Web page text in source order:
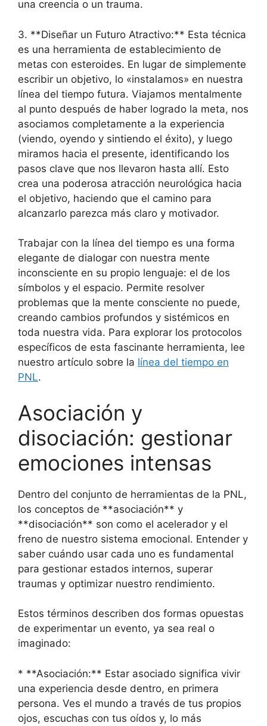
una creencia o un trauma.
3. **Diseñar un Futuro Atractivo:** Esta técnica
es una herramienta de establecimiento de
metas con esteroides. En lugar de simplemente
escribir un objetivo, lo «instalamos» en nuestra
línea del tiempo futura. Viajamos mentalmente
al punto después de haber logrado la meta, nos
asociamos completamente a la experiencia
(viendo, oyendo y sintiendo el éxito), y luego
miramos hacia el presente, identificando los
pasos clave que nos llevaron hasta allí. Esto
crea una poderosa atracción neurológica hacia
el objetivo, haciendo que el camino para
alcanzarlo parezca más claro y motivador.
Trabajar con la línea del tiempo es una forma
elegante de dialogar con nuestra mente
inconsciente en su propio lenguaje: el de los
símbolos y el espacio. Permite resolver
problemas que la mente consciente no puede,
creando cambios profundos y sistémicos en
toda nuestra vida. Para explorar los protocolos
específicos de esta fascinante herramienta, lee
nuestro artículo sobre la línea del tiempo en
PNL.
Asociación y
disociación: gestionar
emociones intensas
Dentro del conjunto de herramientas de la PNL,
los conceptos de **asociación** y
**disociación** son como el acelerador y el
freno de nuestro sistema emocional. Entender y
saber cuándo usar cada uno es fundamental
para gestionar estados internos, superar
traumas y optimizar nuestro rendimiento.
Estos términos describen dos formas opuestas
de experimentar un evento, ya sea real o
imaginado:
* **Asociación:** Estar asociado significa vivir
una experiencia desde dentro, en primera
persona. Ves el mundo a través de tus propios
ojos, escuchas con tus oídos y, lo más